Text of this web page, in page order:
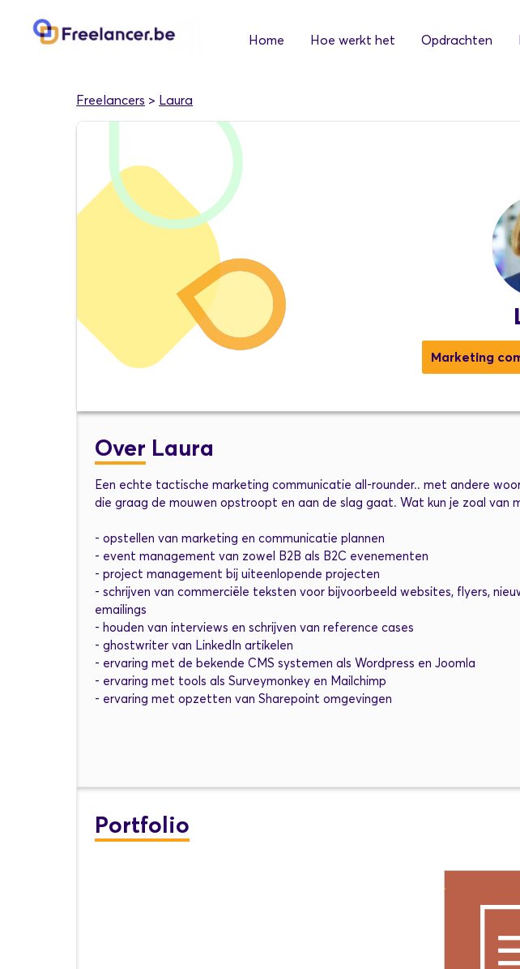
Home Hoe werkt het Opdrachten
Freelancers > Laura
Marketing
Over Laura
Een echte tactische marketing communicatie all-rounder.. met andere
die graag de mouwen opstroopt en aan de slag gaat. Wat kun je zoal van
- opstellen van marketing en communicatie plannen
- event management van zowel B2B als B2C evenementen
- project management bij uiteenlopende projecten
- schrijven van commerciële teksten voor bijvoorbeeld websites, flyers,
emailings
- houden van interviews en schrijven van reference cases
- ghostwriter van LinkedIn artikelen
- ervaring met de bekende CMS systemen als Wordpress en Joomla
- ervaring met tools als Surveymonkey en Mailchimp
- ervaring met opzetten van Sharepoint omgevingen
Portfolio